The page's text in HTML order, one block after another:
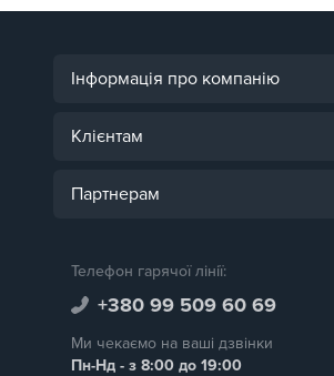
Інформація про компанію
Клієнтам
Партнерам
Телефон гарячої лінії:
+380 99 509 60 69
Ми чекаємо на ваші дзвінки
Пн-Нд - з 8:00 до 19:00